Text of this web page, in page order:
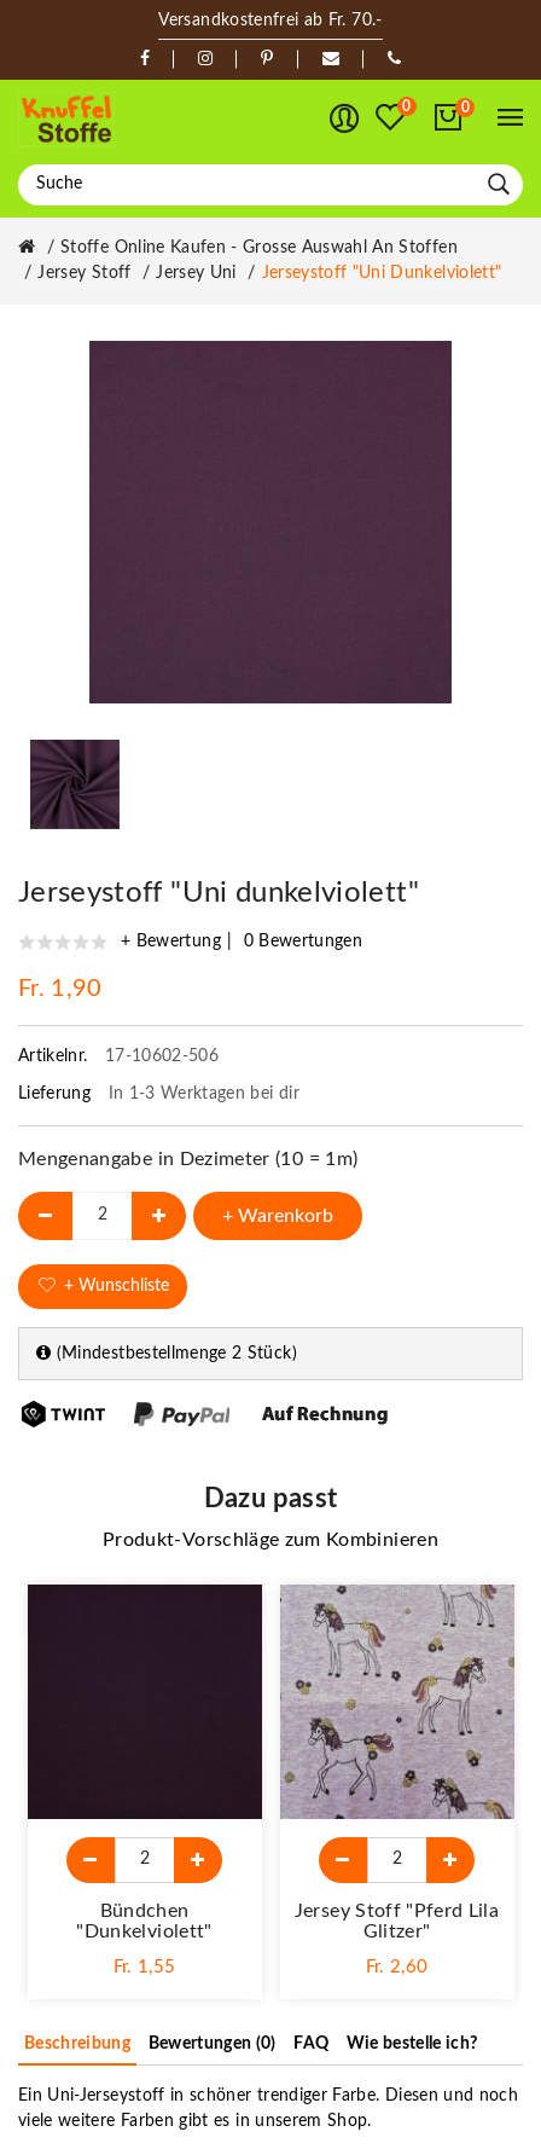
Versandkostenfrei ab Fr. 70.-
0 0
Stoffe Online Kaufen - Grosse Auswahl An Stoffen
Jersey Stoff
Jersey Uni Jerseystoff "Uni Dunkelviolett"
Jerseystoff "Uni dunkelviolett"
+ Bewertung 0 Bewertungen
Fr. 1,90
Artikelnr. 17-10602-506
Lieferung In 1-3 Werktagen bei dir
Mengenangabe in Dezimeter (10 = 1m)
+ Warenkorb
+ Wunschliste
(Mindestbestellmenge 2 Stück)
Dazu passt
Produkt-Vorschläge zum Kombinieren
Bündchen
"dunkelviolett"
Fr. 1,55
Jersey Stoff "Pferd Lila
Glitzer"
Fr. 2,60
Beschreibung Bewertungen (0) FAQ Wie bestelle ich?
Ein Uni-Jerseystoff in schöner trendiger Farbe. Diesen und noch
viele weitere Farben gibt es in unserem Shop.